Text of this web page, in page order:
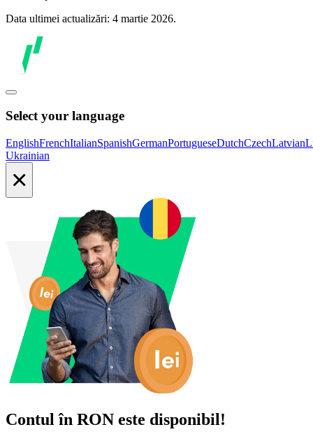
Data ultimei actualizări: 4 martie 2026.
Select your language
EnglishFrenchItalianSpanishGermanPortugueseDutchCzechLatvian
Ukrainian
×
Contul în RON este disponibil!